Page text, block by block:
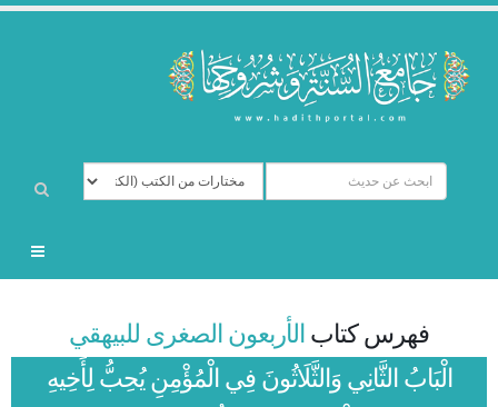
فهرس كتاب الأربعون الصغرى للبيهقي
الْبَابُ الثَّانِي وَالثَّلَاثُونَ فِي الْمُؤْمِنِ يُحِبُّ لِأَخِيهِ